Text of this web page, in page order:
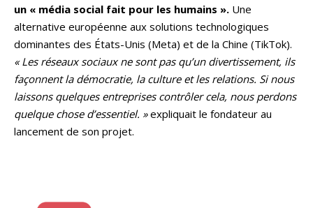
un « média social fait pour les humains ». Une
alternative européenne aux solutions technologiques
dominantes des États-Unis (Meta) et de la Chine (TikTok).
« Les réseaux sociaux ne sont pas qu’un divertissement, ils
façonnent la démocratie, la culture et les relations. Si nous
laissons quelques entreprises contrôler cela, nous perdons
quelque chose d’essentiel. »expliquait le fondateur au
lancement de son projet.